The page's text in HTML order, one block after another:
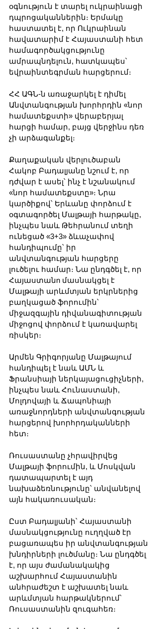
օգնություն է տարել ուկրաինացի
դպրոցականներին։ Երմակը
հաստատել է, որ Ուկրաինան
հավատարիմ է Հայաստանի հետ
համագործակցությունը
ամրապնդելուն, հատկապես՝
եվրաինտեգրման հարցերում։
ՀՀ ԱԳՆ-ն առաջարկել է դիմել
Անվտանգության խորհրդին «նոր
համատեքստի» վերաբերյալ
հարցի համար, բայց վերջինս դեռ
չի արձագանքել։
Քաղաքական վերլուծաբան
Հակոբ Բադալյանը նշում է, որ
դժվար է ասել՝ ինչ է նշանակում
«նոր համատեքստը»։ Նրա
կարծիքով՝ Երևանը փորձում է
օգտագործել Մալթայի հարթակը,
ինչպես նաև Թեհրանում տեղի
ունեցած «3+3» ձևաչափով
հանդիպումը՝ իր
անվտանգության հարցերը
լուծելու համար։ Նա ընդգծել է, որ
Հայաստանn մասնակցել է
Մալթայի արևմտյան երկրներից
բաղկացած ֆորումին՝
միջազգային դիվանագիտության
միջոցով փորձում է կառավարել
ռիսկեր։
Արմեն Գրիգորյանը Մալթայում
հանդիպել է նաև ԱՄՆ և
Ֆրանսիայի ներկայացուցիչների,
ինչպես նաև Հունաստանի,
Մոլդովայի և Ճապոնիայի
առաջնորդների անվտանգության
հարցերով խորհրդականների
հետ։
Ռուսաստանը չհրավիրվեց
Մալթայի ֆորումին, և Մոսկվան
դատապարտել է այդ
նախաձեռնությունը՝ անվանելով
այն հակառուսական։
Ըստ Բադալյանի՝ Հայաստանի
մասնակցությունը ուղղված էր
բացառապես իր անվտանգության
խնդիրների լուծմանը։ Նա ընդգծել
է, որ այս ժամանակակից
աշխարհում Հայաստանին
անհրաժեշտ է աշխատել նաև
արևմտյան հարթակներում՝
Ռուսաստանին զուգահեռ։